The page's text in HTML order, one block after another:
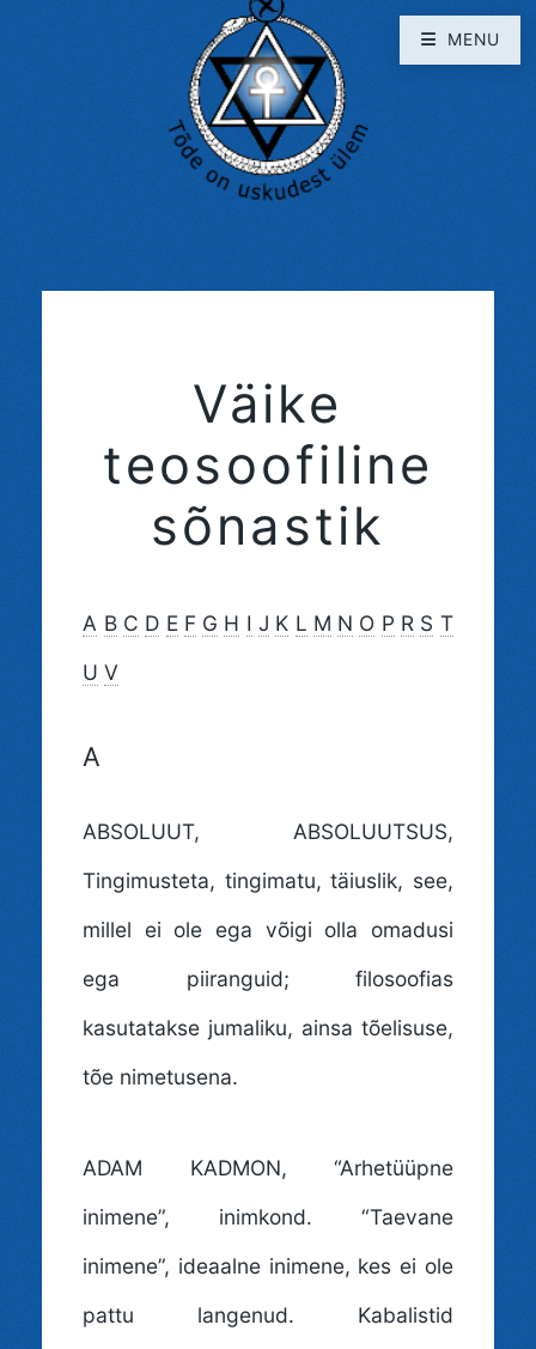
Väike
teosoofiline
sõnastik
A B C D E F G H I J K L M N O P R S T
U V
A
ABSOLUUT, ABSOLUUTSUS,
Tingimusteta, tingimatu, täiuslik, see,
millel ei ole ega võigi olla omadusi
ega piiranguid; filosoofias
kasutatakse jumaliku, ainsa tõelisuse,
tõe nimetusena.
ADAM KADMON, “Arhetüüpne
inimene”, inimkond. “Taevane
inimene”, ideaalne inimene, kes ei ole
pattu langenud. Kabalistid
MENU